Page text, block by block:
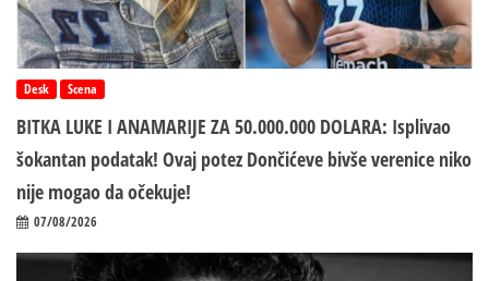
Desk Scena
BITKA LUKE I ANAMARIJE ZA 50.000.000 DOLARA: Isplivao
šokantan podatak! Ovaj potez Dončićeve bivše verenice niko
nije mogao da očekuje!
07/08/2026